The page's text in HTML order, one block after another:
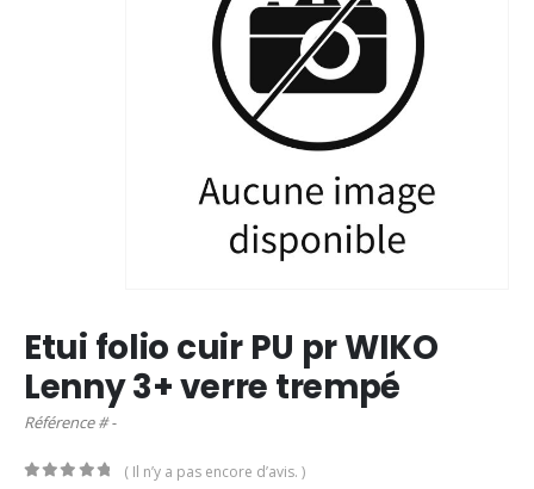
Etui folio cuir PU pr WIKO
Lenny 3+ verre trempé
Référence # -
( Il n’y a pas encore d’avis. )